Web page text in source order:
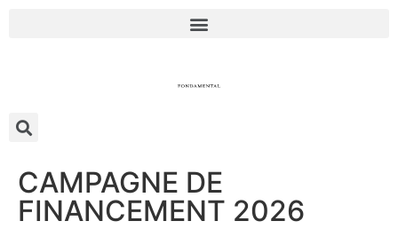
CAMPAGNE DE
FINANCEMENT 2026